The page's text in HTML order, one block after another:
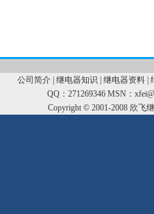
公司简介| 继电器知识 继电器资料|
QQ：271269346 MSN：
Copyright © 2001-2008 欣飞